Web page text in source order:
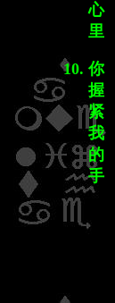
心
里
你
握
紧
我
的
手